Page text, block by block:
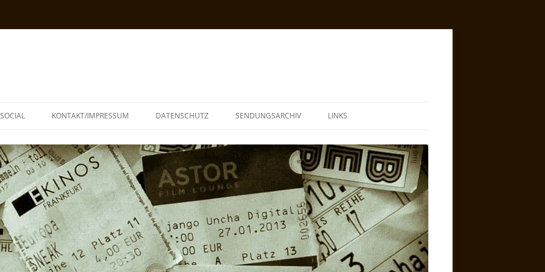
SOCIAL KONTAKT/IMPRESSUM DATENSCHUTZ SENDUNGSARCHIV LINKS